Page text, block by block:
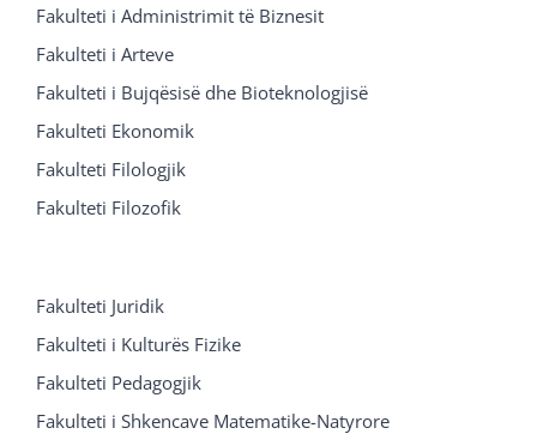
Fakulteti i Administrimit të Biznesit
Fakulteti i Arteve
Fakulteti i Bujqësisë dhe Bioteknologjisë
Fakulteti Ekonomik
Fakulteti Filologjik
Fakulteti Filozofik
Fakulteti Juridik
Fakulteti i Kulturës Fizike
Fakulteti Pedagogjik
Fakulteti i Shkencave Matematike-Natyrore